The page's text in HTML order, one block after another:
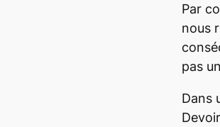
Par
nous
pas
Dans
Devoir